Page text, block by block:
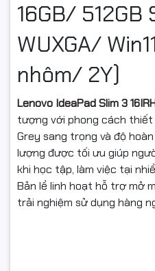
16GB/ 512GB
WUXGA/
nhôm/ 2Y)
Lenovo IdeaPad Slim 3
tượng với phong cách thiết
Grey sang trọng và độ
lượng được tối ưu giúp
khi học tập, làm việc tại
Bản lề linh hoạt hỗ trợ mở
trải nghiệm sử dụng hàng